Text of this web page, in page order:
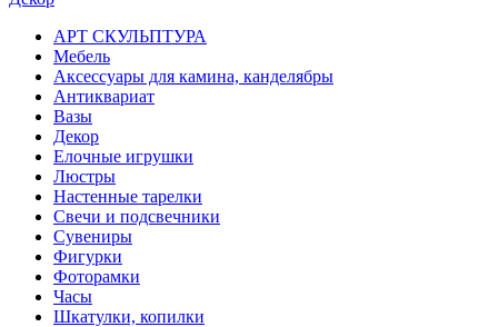
АРТ СКУЛЬПТУРА
Мебель
Аксессуары для камина, канделябры
Антиквариат
Вазы
Декор
Елочные игрушки
Люстры
Настенные тарелки
Свечи и подсвечники
Сувениры
Фигурки
Фоторамки
Часы
Шкатулки, копилки